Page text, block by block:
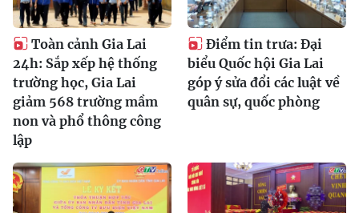
Toàn cảnh Gia Lai
24h: Sắp xếp hệ thống
trường học, Gia Lai
giảm 568 trường mầm
non và phổ thông công
lập
Điểm tin trưa: Đại
biểu Quốc hội Gia Lai
góp ý sửa đổi các luật về
quân sự, quốc phòng